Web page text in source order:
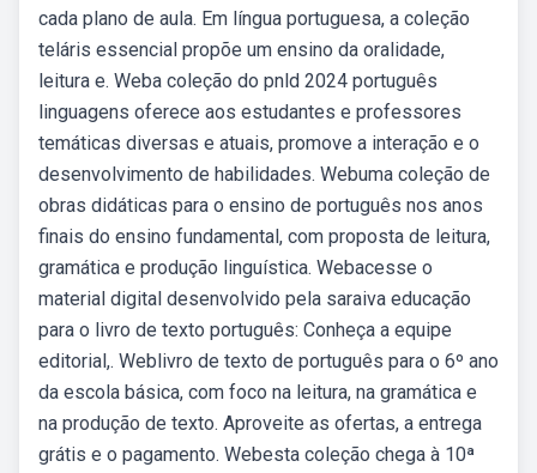
cada plano de aula. Em língua portuguesa, a coleção
teláris essencial propõe um ensino da oralidade,
leitura e. Weba coleção do pnld 2024 português
linguagens oferece aos estudantes e professores
temáticas diversas e atuais, promove a interação e o
desenvolvimento de habilidades. Webuma coleção de
obras didáticas para o ensino de português nos anos
finais do ensino fundamental, com proposta de leitura,
gramática e produção linguística. Webacesse o
material digital desenvolvido pela saraiva educação
para o livro de texto português: Conheça a equipe
editorial,. Weblivro de texto de português para o 6º ano
da escola básica, com foco na leitura, na gramática e
na produção de texto. Aproveite as ofertas, a entrega
grátis e o pagamento. Webesta coleção chega à 10ª